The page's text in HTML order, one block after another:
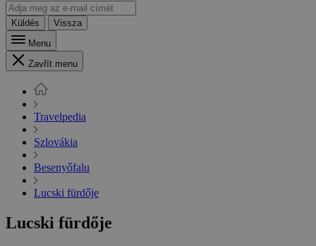
Küldés
Vissza
Menu
Zavřít menu
Travelpedia
Szlovákia
Besenyőfalu
Lucski fürdője
Lucski fürdője